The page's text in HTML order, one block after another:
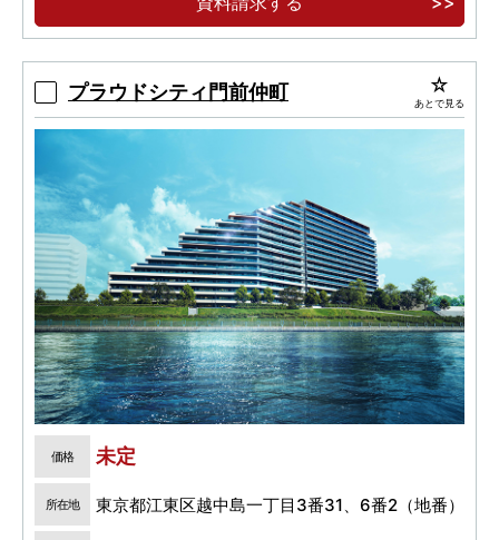
プラウドシティ門前仲町 あとで見る
価格 未定
所在地 東京都江東区越中島一丁目3番31、6番2（地番）